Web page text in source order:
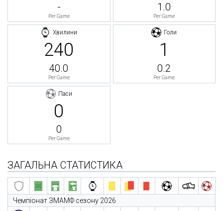
-
Per Game
1.0
Per Game
Хвилини
240
40.0
Per Game
Голи
1
0.2
Per Game
Паси
0
0
Per Game
ЗАГАЛЬНА СТАТИСТИКА
Чемпіонат ЗМАМФ сезону 2026